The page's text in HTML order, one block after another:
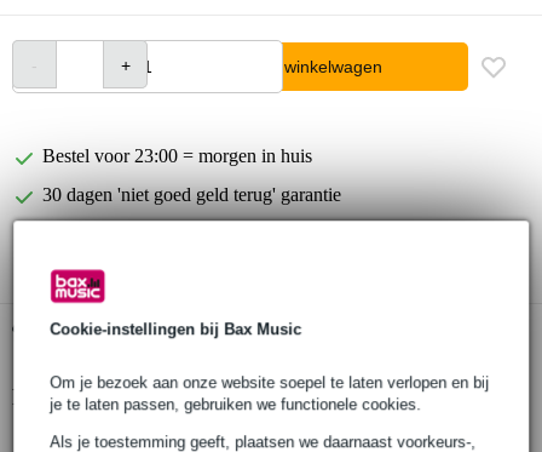
Cookie-instellingen bij Bax Music
Om je bezoek aan onze website soepel te laten verlopen en bij
je te laten passen, gebruiken we functionele cookies.
Als je toestemming geeft, plaatsen we daarnaast voorkeurs-,
In winkelwagen
Bestel voor 23:00 = morgen in huis
30 dagen 'niet goed geld terug' garantie
Gratis ophalen in de winkel
Productinformatie
line-booster